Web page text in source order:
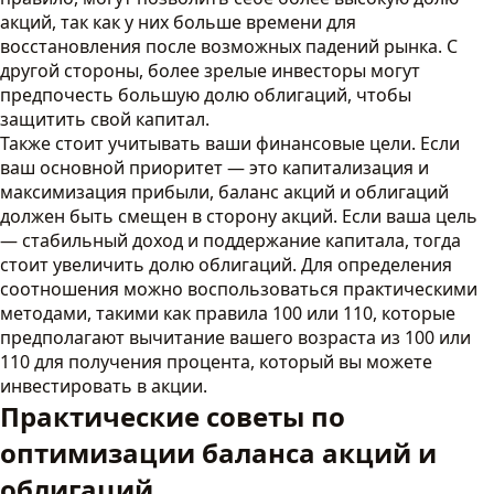
акций, так как у них больше времени для
восстановления после возможных падений рынка. С
другой стороны, более зрелые инвесторы могут
предпочесть большую долю облигаций, чтобы
защитить свой капитал.
Также стоит учитывать ваши финансовые цели. Если
ваш основной приоритет — это капитализация и
максимизация прибыли, баланс акций и облигаций
должен быть смещен в сторону акций. Если ваша цель
— стабильный доход и поддержание капитала, тогда
стоит увеличить долю облигаций. Для определения
соотношения можно воспользоваться практическими
методами, такими как правила 100 или 110, которые
предполагают вычитание вашего возраста из 100 или
110 для получения процента, который вы можете
инвестировать в акции.
Практические советы по
оптимизации баланса акций и